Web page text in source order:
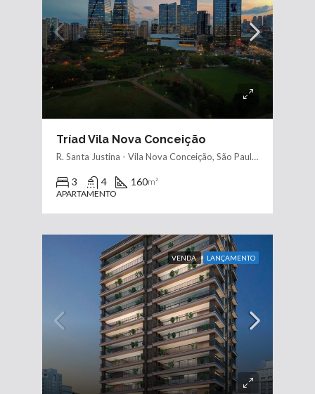
Tríad Vila Nova Conceição
R. Santa Justina - Vila Nova Conceição, São Paulo - SP, Brasil
3 4 160m²
APARTAMENTO
VENDA LANÇAMENTO